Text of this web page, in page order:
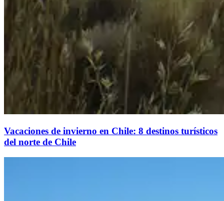
Vacaciones de invierno en Chile: 8 destinos turísticos
del norte de Chile